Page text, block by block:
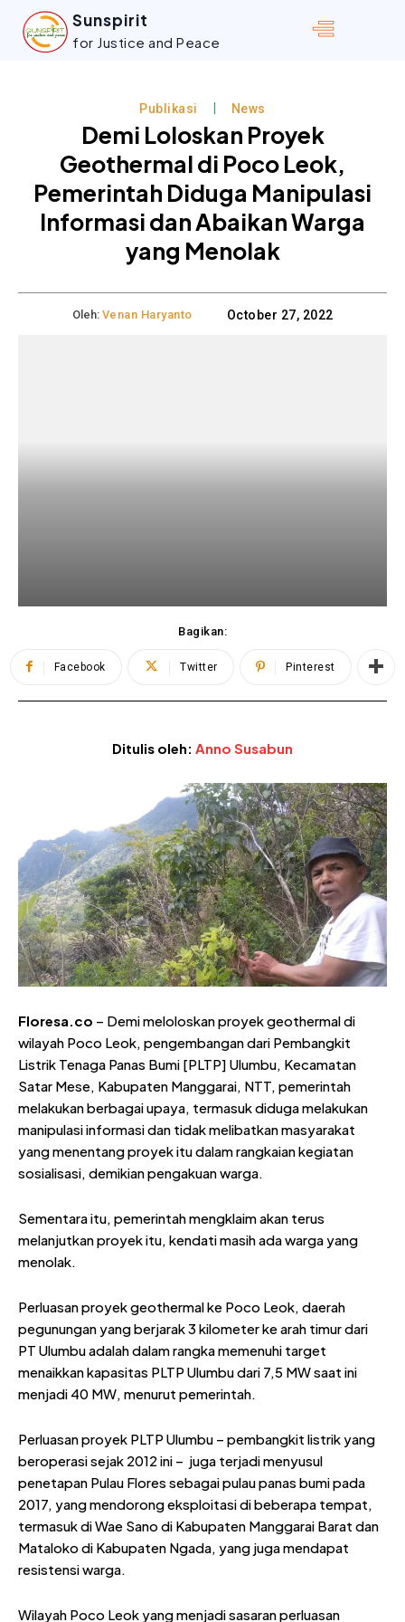
Sunspirit
for Justice and Peace
Publikasi News
Demi Loloskan Proyek
Geothermal di Poco Leok,
Pemerintah Diduga Manipulasi
Informasi dan Abaikan Warga
yang Menolak
Oleh: Venan Haryanto October 27, 2022
Bagikan:
Facebook Twitter Pinterest
Ditulis oleh: Anno Susabun
Floresa.co – Demi meloloskan proyek geothermal di
wilayah Poco Leok, pengembangan dari Pembangkit
Listrik Tenaga Panas Bumi [PLTP] Ulumbu, Kecamatan
Satar Mese, Kabupaten Manggarai, NTT, pemerintah
melakukan berbagai upaya, termasuk diduga melakukan
manipulasi informasi dan tidak melibatkan masyarakat
yang menentang proyek itu dalam rangkaian kegiatan
sosialisasi, demikian pengakuan warga.
Sementara itu, pemerintah mengklaim akan terus
melanjutkan proyek itu, kendati masih ada warga yang
menolak.
Perluasan proyek geothermal ke Poco Leok, daerah
pegunungan yang berjarak 3 kilometer ke arah timur dari
PT Ulumbu adalah dalam rangka memenuhi target
menaikkan kapasitas PLTP Ulumbu dari 7,5 MW saat ini
menjadi 40 MW, menurut pemerintah.
Perluasan proyek PLTP Ulumbu – pembangkit listrik yang
beroperasi sejak 2012 ini – juga terjadi menyusul
penetapan Pulau Flores sebagai pulau panas bumi pada
2017, yang mendorong eksploitasi di beberapa tempat,
termasuk di Wae Sano di Kabupaten Manggarai Barat dan
Mataloko di Kabupaten Ngada, yang juga mendapat
resistensi warga.
Wilayah Poco Leok yang menjadi sasaran perluasan